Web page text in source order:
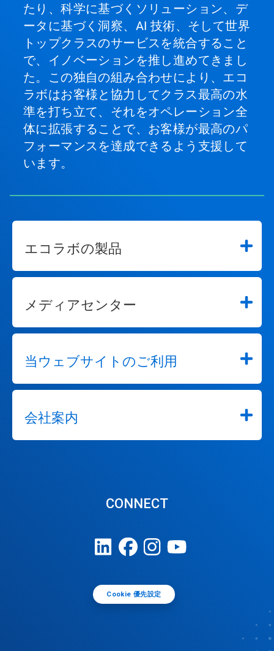
たり、科学に基づくソリューション、デ
ータに基づく洞察、AI 技術、そして世界
トップクラスのサービスを統合すること
で、イノベーションを推し進めてきまし
た。この独自の組み合わせにより、エコ
ラボはお客様と協力してクラス最高の水
準を打ち立て、それをオペレーション全
体に拡張することで、お客様が最高のパ
フォーマンスを達成できるよう支援して
います。
エコラボの製品
メディアセンター
当ウェブサイトのご利用
会社案内
CONNECT
Cookie 優先設定